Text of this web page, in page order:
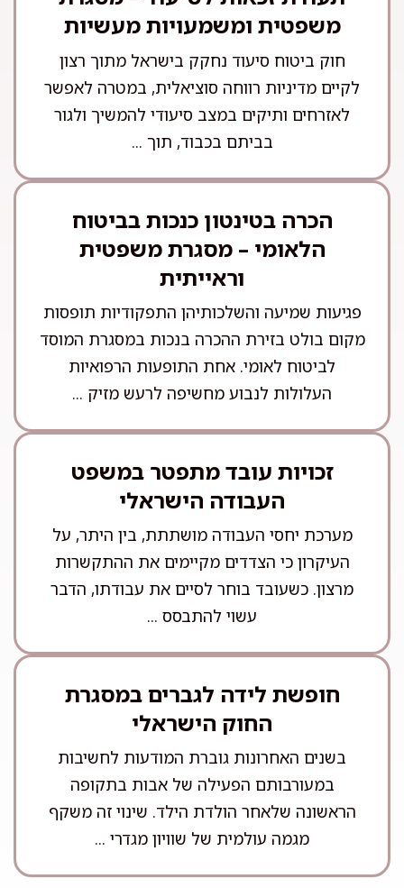
משפטית ומשמעויות מעשיות
חוק ביטוח סיעוד נחקק בישראל מתוך רצון
לקיים מדיניות רווחה סוציאלית, במטרה לאפשר
לאזרחים ותיקים במצב סיעודי להמשיך ולגור
בביתם בכבוד, תוך ...
הכרה בטינטון כנכות בביטוח
הלאומי – מסגרת משפטית
וראייתית
פגיעות שמיעה והשלכותיהן התפקודיות תופסות
מקום בולט בזירת ההכרה בנכות במסגרת המוסד
לביטוח לאומי. אחת התופעות הרפואיות
העלולות לנבוע מחשיפה לרעש מזיק ...
זכויות עובד מתפטר במשפט
העבודה הישראלי
מערכת יחסי העבודה מושתתת, בין היתר, על
העיקרון כי הצדדים מקיימים את ההתקשרות
מרצון. כשעובד בוחר לסיים את עבודתו, הדבר
עשוי להתבסס ...
חופשת לידה לגברים במסגרת
החוק הישראלי
בשנים האחרונות גוברת המודעות לחשיבות
במעורבותם הפעילה של אבות בתקופה
הראשונה שלאחר הולדת הילד. שינוי זה משקף
מגמה עולמית של שוויון מגדרי ...